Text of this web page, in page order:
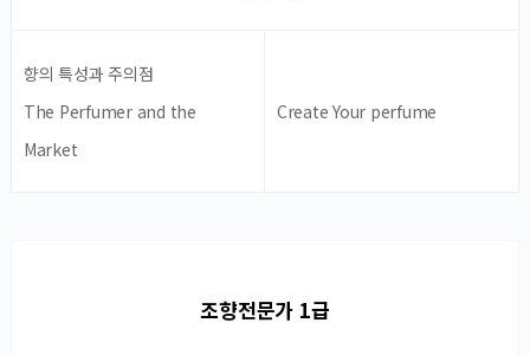
향의 특성과 주의점
The Perfumer and the
Market
Create Your perfume
조향전문가 1급